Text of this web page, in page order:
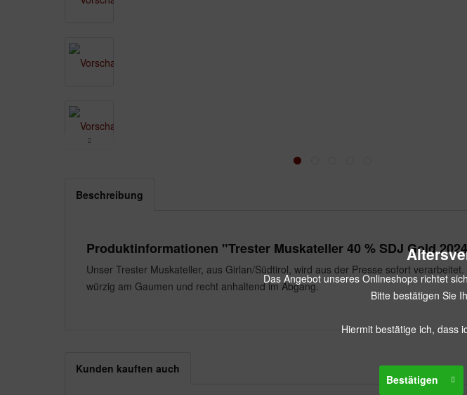
Beschreibung
Produktinformationen "Trester Muskateller 40 % SDJ Gold
Unser Trester Muskateller, aus Girlan/Südtirol, wird aus der Presse sofort
würzig am Gaumen und recht anhaltend im Abgang.
Kunden kauften auch
Das Angebot unseres Onlineshops richtet
Bitte bestätigen Sie
Hiermit bestätige ich, dass
Bestätigen